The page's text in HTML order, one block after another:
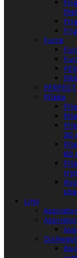
Furra
Pllaka
30
60
Lino